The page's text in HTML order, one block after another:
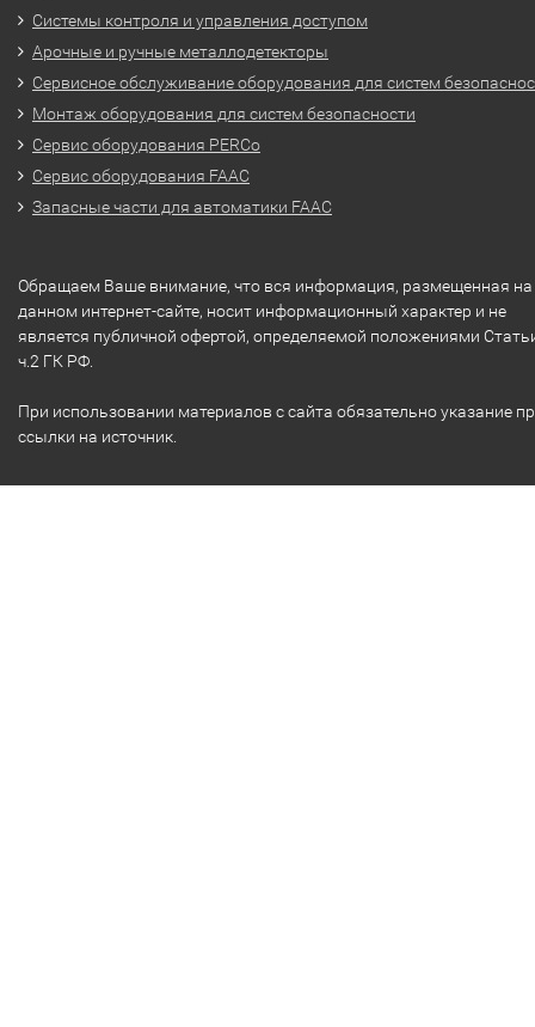
Системы контроля и управления доступом
Арочные и ручные металлодетекторы
Сервисное обслуживание оборудования для систем
Монтаж оборудования для систем безопасности
Сервис оборудования PERCo
Сервис оборудования FAAC
Запасные части для автоматики FAAC
Обращаем Ваше внимание, что вся информация, размещенная на
данном интернет-сайте, носит информационный характер и не
является публичной офертой, определяемой положениями
ч.2 ГК РФ.
При использовании материалов с сайта обязательно указание
ссылки на источник.